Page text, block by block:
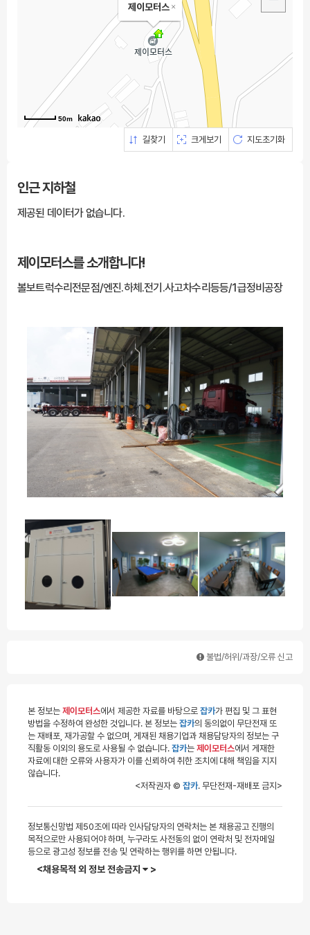
제이모터스
50m
지도초기화
크게보기
길찾기
인근 지하철
제공된 데이터가 없습니다.
제이모터스를소개합니다!
볼보트럭수리전문점/엔진.하체.전기.사고차수리등등/1급정비공장
불법/허위/과장/오류 신고
본 정보는 제이모터스에서 제공한 자료를 바탕으로 잡카가 편집 및 그 표현
방법을 수정하여 완성한 것입니다. 본 정보는 잡카의 동의없이 무단전재 또
는 재배포, 재가공할 수 없으며, 게재된 채용기업과 채용담당자의 정보는 구
직활동 이외의 용도로 사용될 수 없습니다. 잡카는 제이모터스에서 게재한
자료에 대한 오류와 사용자가 이를 신뢰하여 취한 조치에 대해 책임을 지지
않습니다.
<저작권자 © 잡카. 무단전재-재배포 금지>
정보통신망법 제50조에 따라 인사담당자의 연락처는 본 채용공고 진행의
목적으로만 사용되어야 하며, 누구라도 사전동의 없이 연락처 및 전자메일
등으로 광고성 정보를 전송 및 연락하는 행위를 하면 안됩니다.
<채용목적 외 정보 전송금지 >